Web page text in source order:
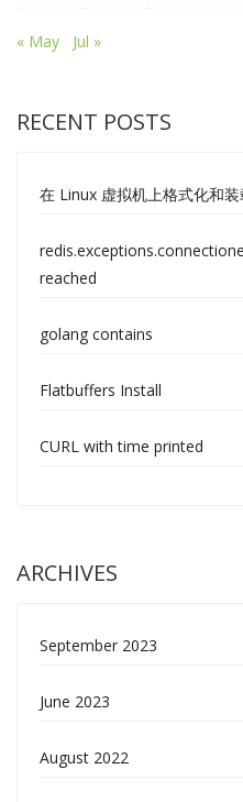
« May Jul »
RECENT POSTS
在 Linux 虚拟机上格式化和
reached
golang contains
Flatbuffers Install
CURL with time printed
ARCHIVES
September 2023
June 2023
August 2022